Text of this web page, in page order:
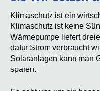
Klimaschutz ist ein
Klimaschutz ist keine
Wärmepumpe liefert
dafür Strom verbraucht
Solaranlagen kann man
sparen.